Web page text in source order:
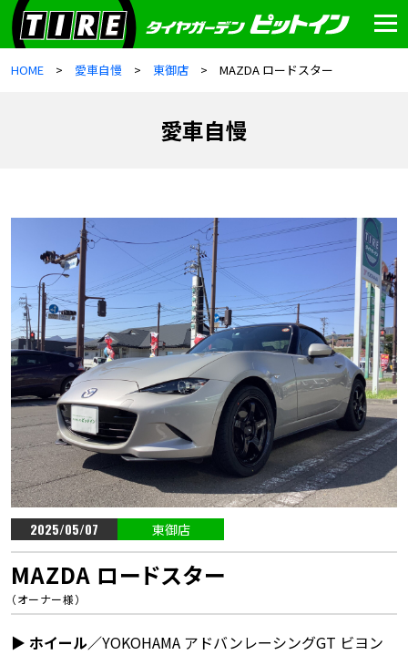
HOME 愛車自慢 東御店 MAZDA ロードスター
愛車自慢
2025/05/07 東御店
MAZDA ロードスター
（オーナー様）
▶︎ ホイール／YOKOHAMA アドバンレーシングGT ビヨン